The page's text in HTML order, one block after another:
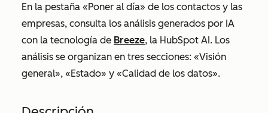
En la pestaña «Poner al día» de los contactos y las
empresas, consulta los análisis generados por IA
con la tecnología de Breeze, la HubSpot AI. Los
análisis se organizan en tres secciones: «Visión
general», «Estado» y «Calidad de los datos».